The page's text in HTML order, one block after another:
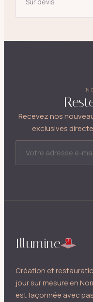
Recevez nos
exclusives
Illumine
Création et
jour sur mesure en
est façonnée avec